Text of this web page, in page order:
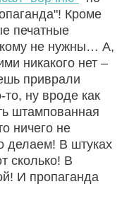
Кроме
печатные
не нужны… А,
никакого нет –
приврали
то, ну вроде как
штампованная
ничего не
делаем! В штуках
сколько! В
И пропаганда